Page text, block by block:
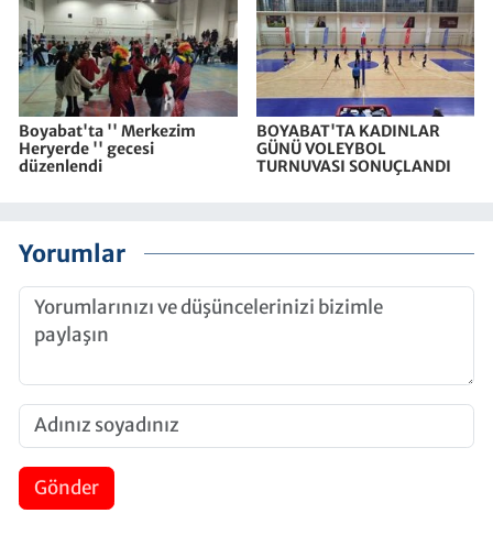
Boyabat'ta '' Merkezim
Heryerde '' gecesi
düzenlendi
BOYABAT'TA KADINLAR
GÜNÜ VOLEYBOL
TURNUVASI SONUÇLANDI
Yorumlar
Gönder